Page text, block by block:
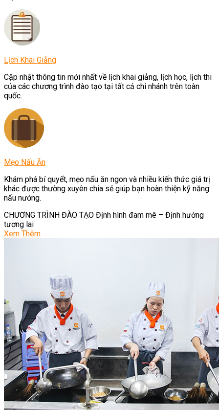
Lịch Khai Giảng
Cập nhật thông tin mới nhất về lịch khai giảng, lịch học, lịch thi
của các chương trình đào tạo tại tất cả chi nhánh trên toàn
quốc.
Mẹo Nấu Ăn
Khám phá bí quyết, mẹo nấu ăn ngon và nhiều kiến thức giá trị
khác được thường xuyên chia sẻ giúp bạn hoàn thiện kỹ năng
nấu nướng.
CHƯƠNG TRÌNH ĐÀO TẠO Định hình đam mê – Định hướng
tương lai
Xem Thêm